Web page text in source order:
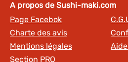
A propos de Sushi-maki.com
Page Facebok
Charte des avis
Mentions légales
Section PRO